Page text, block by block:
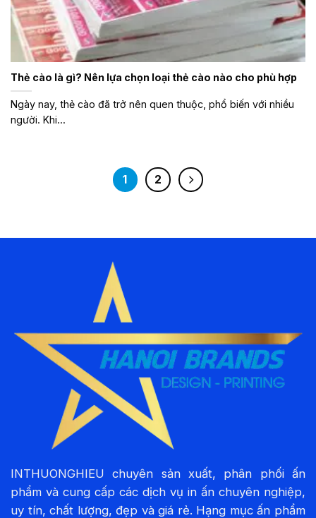
Thẻ cào là gì? Nên lựa chọn loại thẻ cào nào cho phù hợp
Ngày nay, thẻ cào đã trở nên quen thuộc, phổ biến với nhiều
người. Khi...
1 2
INTHUONGHIEU chuyên sản xuất, phân phối ấn
phẩm và cung cấp các dịch vụ in ấn chuyên nghiệp,
uy tín, chất lượng, đẹp và giá rẻ. Hạng mục ấn phẩm